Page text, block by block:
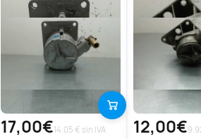
17,00€14.05 € sin IVA 12,00€